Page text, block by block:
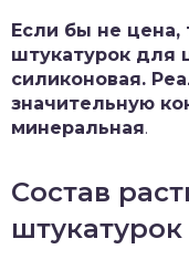
Если бы не цена,
штукатурок для
силиконовая.
значительную
минеральная.
Состав
штукатурок